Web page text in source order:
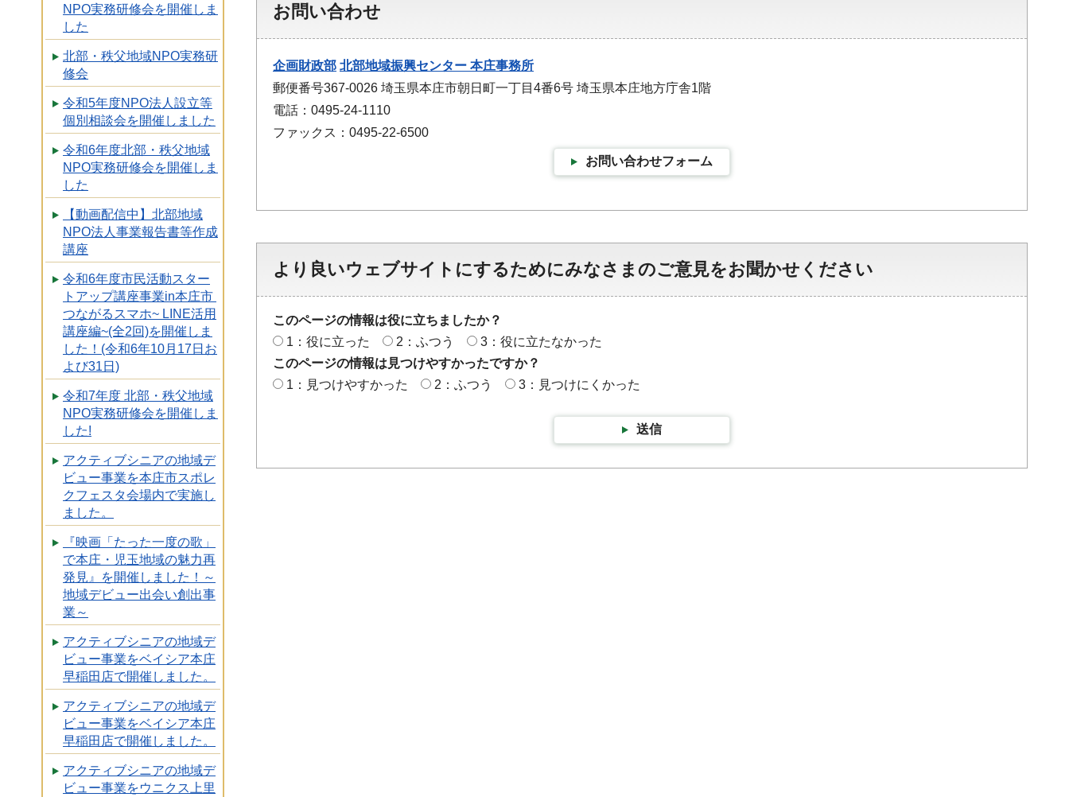
NPO実務研修会を開催しま
した
北部・秩父地域NPO実務研
修会
令和5年度NPO法人設立等
個別相談会を開催しました
令和6年度北部・秩父地域
NPO実務研修会を開催しま
した
【動画配信中】北部地域
NPO法人事業報告書等作成
講座
令和6年度市民活動スター
トアップ講座事業in本庄市
つながるスマホ~ LINE活用
講座編~(全2回)を開催しま
した！(令和6年10月17日お
よび31日)
令和7年度 北部・秩父地域
NPO実務研修会を開催しま
した!
アクティブシニアの地域デ
ビュー事業を本庄市スポレ
クフェスタ会場内で実施し
ました。
『映画「たった一度の歌」
で本庄・児玉地域の魅力再
発見』を開催しました！～
地域デビュー出会い創出事
業～
アクティブシニアの地域デ
ビュー事業をベイシア本庄
早稲田店で開催しました。
アクティブシニアの地域デ
ビュー事業をベイシア本庄
早稲田店で開催しました。
アクティブシニアの地域デ
ビュー事業をウニクス上里
お問い合わせ
企画財政部 北部地域振興センター 本庄事務所
郵便番号367-0026 埼玉県本庄市朝日町一丁目4番6号 埼玉県本庄地方庁舎1階
電話：0495-24-1110
ファックス：0495-22-6500
お問い合わせフォーム
より良いウェブサイトにするためにみなさまのご意見をお聞かせください
このページの情報は役に立ちましたか？
1：役に立った
2：ふつう
3：役に立たなかった
このページの情報は見つけやすかったですか？
1：見つけやすかった
2：ふつう 3：見つけにくかった
送信